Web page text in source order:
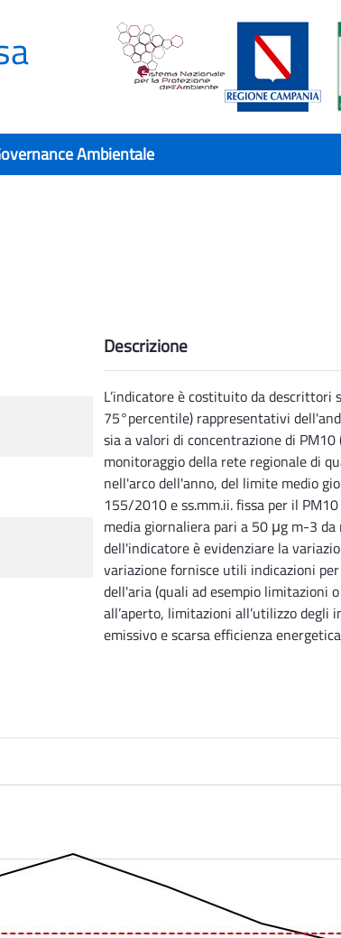
Ambientale
Descrizione
L’indicatore è costituito da
75°percentile) rappresentativi
sia a valori di concentrazione di
monitoraggio della rete regionale di
nell'arco dell'anno, del limite medio
155/2010 e ss.mm.ii. fissa per il
media giornaliera pari a 50 μg m-3
dell'indicatore è evidenziare la
variazione fornisce utili indicazioni
dell'aria (quali ad esempio limitazioni
all’aperto, limitazioni all’utilizzo
emissivo e scarsa efficienza